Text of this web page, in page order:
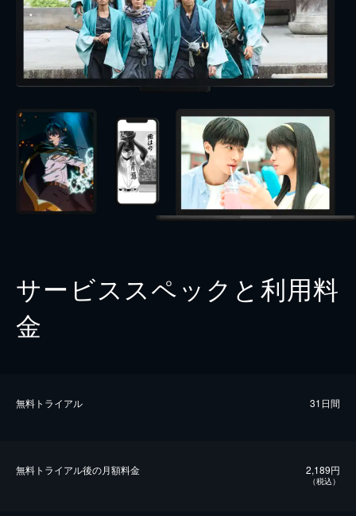
サービススペックと利用料
金
無料トライアル 31日間
無料トライアル後の⽉額料金 2,189円
（税込）